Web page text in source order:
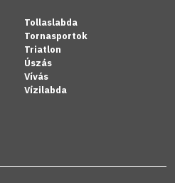
Tollaslabda
Tornasportok
Triatlon
Úszás
Vívás
Vízilabda